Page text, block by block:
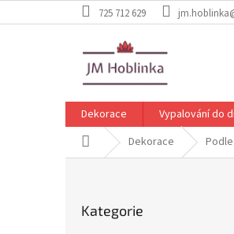
na
725 712 629
Dekorace Vypalování do
Domů Dekorace
kategorie
Kategorie